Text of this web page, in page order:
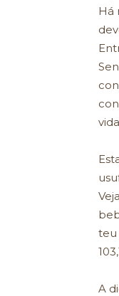
Há
teu
A